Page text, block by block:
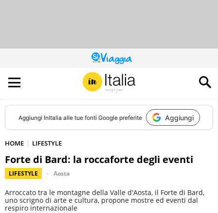
QUESTO
SITO
CONTRIBUISCE
ALL’AUDIENCE
DI
Aggiungi InItalia alle tue fonti Google preferite Aggiungi
HOME LIFESTYLE
Forte di Bard: la roccaforte degli eventi
LIFESTYLE Aosta
Arroccato tra le montagne della Valle d'Aosta, il Forte di Bard,
uno scrigno di arte e cultura, propone mostre ed eventi dal
respiro internazionale